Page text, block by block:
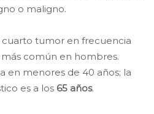
o maligno.
cuarto tumor en frecuencia
común en hombres.
en menores de 40 años; la
es a los 65 años.